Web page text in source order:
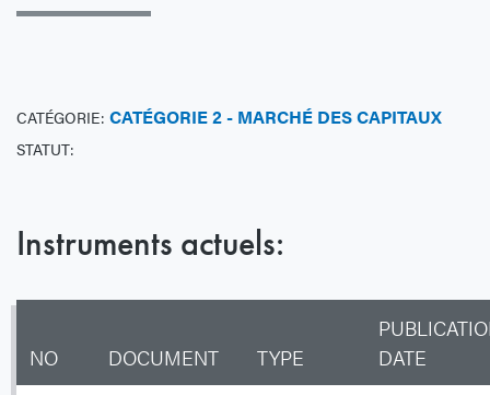
CATÉGORIE: CATÉGORIE 2 - MARCHÉ DES CAPITAUX
STATUT:
Instruments actuels:
NO DOCUMENT TYPE
DATE